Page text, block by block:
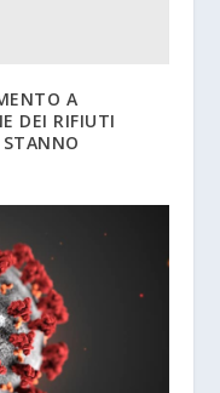
A
DEI RIFIUTI